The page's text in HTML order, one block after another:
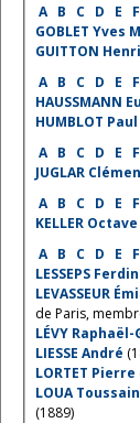
A B C D E F
GOBLET Yves
GUITTON Henri
A B C D E F
HAUSSMANN
HUMBLOT Paul
A B C D E F
JUGLAR
A B C D E F
KELLER Octave
A B C D E F
LESSEPS
LEVASSEUR
de Paris,
LÉVY
LIESSE André
LORTET Pierre
LOUA
(1889)